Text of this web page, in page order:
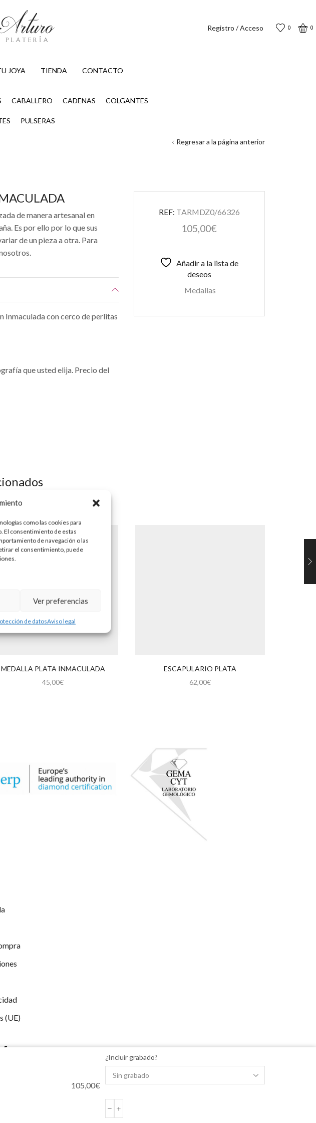
como las cookies para
El consentimiento de estas
de navegación o las
el consentimiento, puede
Ver preferencias
de datosAviso legal
Registro / Acceso 0 0
JOYA TIENDA CONTACTO
CABALLERO CADENAS COLGANTES
PULSERAS
Regresar a la página anterior
REF: TARMDZ0/66326
105,00€
Añadir a la lista de
deseos
Medallas
de manera artesanal en
Es por ello por lo que sus
de un pieza a otra. Para
Inmaculada con cerco de perlitas
que usted elija. Precio del
MEDALLA PLATA INMACULADA
45,00€
ESCAPULARIO PLATA
62,00€
(UE)
105,00€
¿Incluir grabado?
MEDALLA